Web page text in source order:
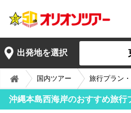
出発地を選択
国内ツアー 旅行プラン
沖縄本島西海岸のおすすめ旅行